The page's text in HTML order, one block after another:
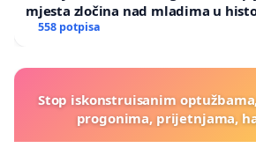
mjesta zločina nad mladima u
558 potpisa
Stop iskonstruisanim
progonima, prijetnjama,